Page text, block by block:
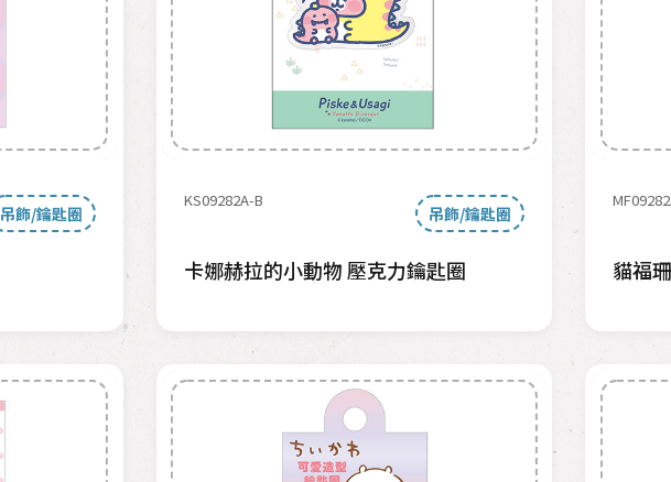
吊飾/鑰匙圈
KS09282A-B
吊飾/鑰匙圈
卡娜赫拉的小動物 壓克力鑰匙圈 貓福